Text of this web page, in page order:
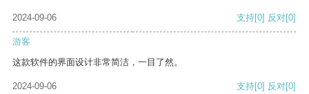
2024-09-06 支持[0] 反对[0]
游客
这款软件的界面设计非常简洁，一目了然。
2024-09-06 支持[0] 反对[0]